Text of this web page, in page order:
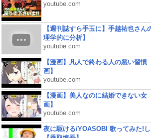
youtube.com
【週刊誌すら手玉に】手越祐也さん
理学的に分析】
youtube.com
【漫画】凡人で終わる人の悪い習慣
画】
youtube.com
【漫画】美人なのに結婚できない女
画】
youtube.com
夜に駆ける/YOASOBI 歌ってみた!